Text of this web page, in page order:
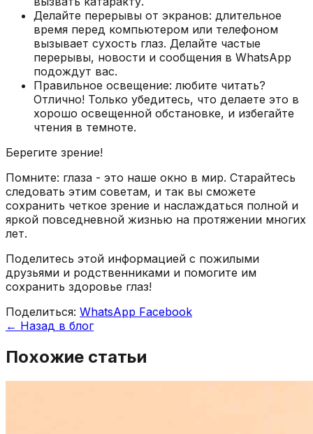
Делайте перерывы от экранов: длительное
время перед компьютером или телефоном
вызывает сухость глаз. Делайте частые
перерывы, новости и сообщения в WhatsApp
подождут вас.
Правильное освещение: любите читать?
Отлично! Только убедитесь, что делаете это в
хорошо освещенной обстановке, и избегайте
чтения в темноте.
Берегите зрение!
Помните: глаза - это наше окно в мир. Старайтесь
следовать этим советам, и так вы сможете
сохранить четкое зрение и наслаждаться полной и
яркой повседневной жизнью на протяжении многих
лет.
Поделитесь этой информацией с пожилыми
друзьями и родственниками и помогите им
сохранить здоровье глаз!
Поделиться: WhatsApp Facebook
← Назад в блог
Похожие статьи